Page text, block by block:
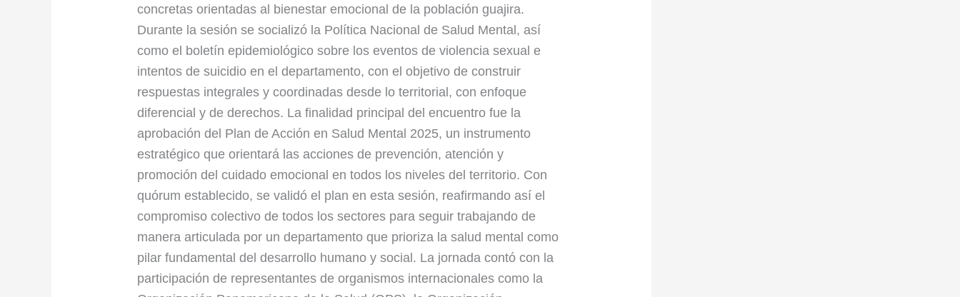
concretas orientadas al bienestar emocional de la población guajira.
Durante la sesión se socializó la Política Nacional de Salud Mental, así
como el boletín epidemiológico sobre los eventos de violencia sexual e
intentos de suicidio en el departamento, con el objetivo de construir
respuestas integrales y coordinadas desde lo territorial, con enfoque
diferencial y de derechos. La finalidad principal del encuentro fue la
aprobación del Plan de Acción en Salud Mental 2025, un instrumento
estratégico que orientará las acciones de prevención, atención y
promoción del cuidado emocional en todos los niveles del territorio. Con
quórum establecido, se validó el plan en esta sesión, reafirmando así el
compromiso colectivo de todos los sectores para seguir trabajando de
manera articulada por un departamento que prioriza la salud mental como
pilar fundamental del desarrollo humano y social. La jornada contó con la
participación de representantes de organismos internacionales como la
en
La
Guajira